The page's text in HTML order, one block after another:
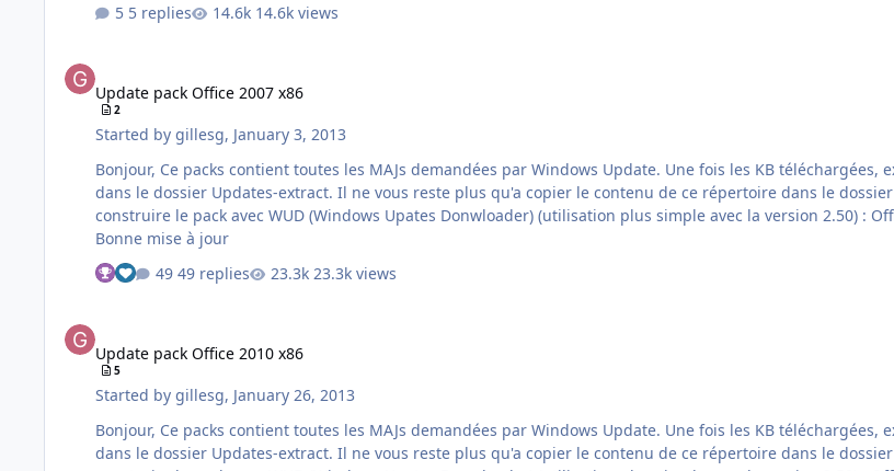
5 replies
14.6k views
Update pack Office 2007 x86
2
Started bygillesg, January 3, 2013
Bonjour, Ce packs contient toutes les MAJs demandées par Windows Update. Une fois les KB téléchargées, exécuter "Office_2007x86_Pack.cmd" Ce batch extrait le contenu des KB
dans le dossier Updates-extract. Il ne vous reste plus qu'a copier le contenu de ce répertoire dans le dossier Update de votre i Le pack est maintenant sous la forme WUL Pour
construire le pack avec WUD (Windows Upates Donwloader) (utilisation plus simple avec la version 2.50) : Office 2007- Octobre 2017 Office2007-sp3-x86-FRA-10-2107.ulz Et voilà.
Bonne mise à jour
See who reacted "Thanks"
See who reacted "Like"
49 replies 23.3k views
Update pack Office 2010 x86
5
Started bygillesg, January 26, 2013
Bonjour, Ce packs contient toutes les MAJs demandées par Windows Update. Une fois les KB téléchargées, exécuter "Office_2010x86_Pack.cmd" Ce batch extrait le contenu des KB
dans le dossier Updates-extract. Il ne vous reste plus qu'a copier le contenu de ce répertoire dans le dossier Update de votre install d'Office. Le pack est sous la forme WUL Pour